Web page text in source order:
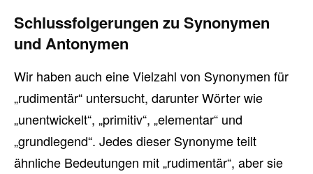
Schlussfolgerungen zu Synonymen
und Antonymen
Wir haben auch eine Vielzahl von Synonymen für
„rudimentär“ untersucht, darunter Wörter wie
„unentwickelt“, „primitiv“, „elementar“ und
„grundlegend“. Jedes dieser Synonyme teilt
ähnliche Bedeutungen mit „rudimentär“, aber sie